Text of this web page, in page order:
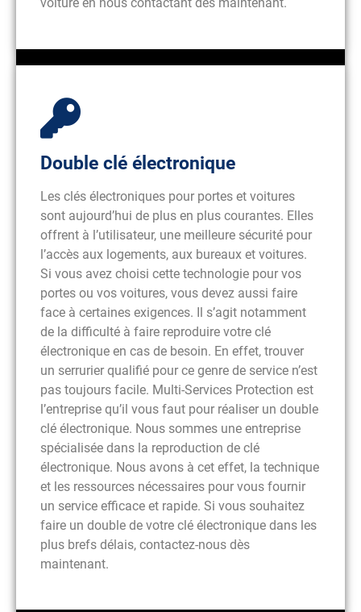
voiture en nous contactant dès maintenant.
Double clé électronique
Les clés électroniques pour portes et voitures
sont aujourd’hui de plus en plus courantes. Elles
offrent à l’utilisateur, une meilleure sécurité pour
l’accès aux logements, aux bureaux et voitures.
Si vous avez choisi cette technologie pour vos
portes ou vos voitures, vous devez aussi faire
face à certaines exigences. Il s’agit notamment
de la difficulté à faire reproduire votre clé
électronique en cas de besoin. En effet, trouver
un serrurier qualifié pour ce genre de service n’est
pas toujours facile. Multi-Services Protection est
l’entreprise qu’il vous faut pour réaliser un double
clé électronique. Nous sommes une entreprise
spécialisée dans la reproduction de clé
électronique. Nous avons à cet effet, la technique
et les ressources nécessaires pour vous fournir
un service efficace et rapide. Si vous souhaitez
faire un double de votre clé électronique dans les
plus brefs délais, contactez-nous dès
maintenant.